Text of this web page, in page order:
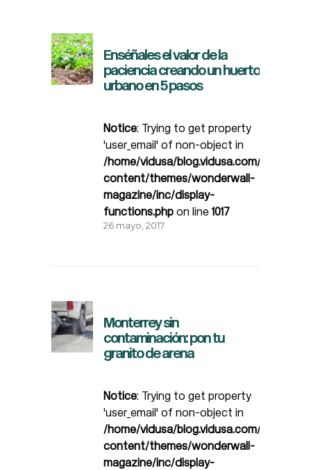
Enséñales el valor de la
paciencia creando un huerto
urbano en 5 pasos
Notice: Trying to get property
'user_email' of non-object in
/home/vidusa/blog.vidusa.com/wp-
content/themes/wonderwall-
magazine/inc/display-
functions.php on line 1017
26 mayo, 2017
Monterrey sin
contaminación: pon tu
granito de arena
Notice: Trying to get property
'user_email' of non-object in
/home/vidusa/blog.vidusa.com/wp-
content/themes/wonderwall-
magazine/inc/display-